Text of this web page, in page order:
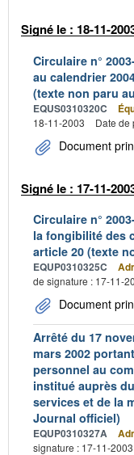
Signé le : 18-11-
Circulaire n°
au calendrier
(texte non paru
EQUS0310320C
18-11-2003
Date de
Document
Signé le : 17-11-
Circulaire n°
la fongibilité des
article 20 (texte
EQUP0310325C
de signature : 17-11-
Document
Arrêté du 17
mars 2002
personnel au
institué auprès
services et de la
Journal officiel)
EQUP0310327A
signature : 17-11-2003